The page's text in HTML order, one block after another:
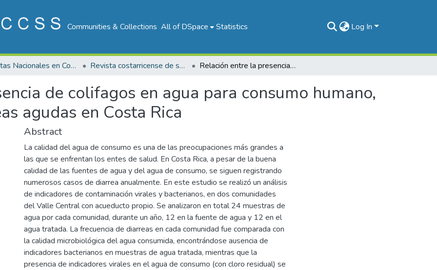
Communities & Collections All of DSpace Statistics Log In
Revistas Nacionales en Costa Rica Revista costarricense de salud Pública Relación entre la presencia de colifagos en agua para consumo humano, las lluvias y las diarreas agudas en Costa Rica
de colifagos en agua para consumo humano,
agudas en Costa Rica
Abstract
La calidad del agua de consumo es una de las preocupaciones más grandes a
las que se enfrentan los entes de salud. En Costa Rica, a pesar de la buena
calidad de las fuentes de agua y del agua de consumo, se siguen registrando
numerosos casos de diarrea anualmente. En este estudio se realizó un análisis
de indicadores de contaminación virales y bacterianos, en dos comunidades
del Valle Central con acueducto propio. Se analizaron en total 24 muestras de
agua por cada comunidad, durante un año, 12 en la fuente de agua y 12 en el
agua tratada. La frecuencia de diarreas en cada comunidad fue comparada con
la calidad microbiológica del agua consumida, encontrándose ausencia de
indicadores bacterianos en muestras de agua tratada, mientras que la
presencia de indicadores virales en el agua de consumo (con cloro residual) se